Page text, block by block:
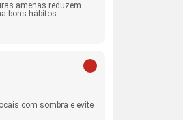
amenas reduzem
bons hábitos.
com sombra e evite